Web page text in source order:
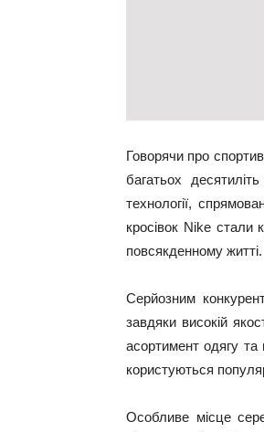
Говорячи про
багатьох
технології,
кросівок Nike
повсякденному житті.
Серйозним
завдяки високій
асортимент одягу та
користуються
Особливе місце